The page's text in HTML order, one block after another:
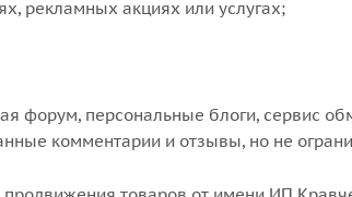
рекламных акциях или услугах;
форум, персональные блоги, сервис
комментарии и отзывы, но не